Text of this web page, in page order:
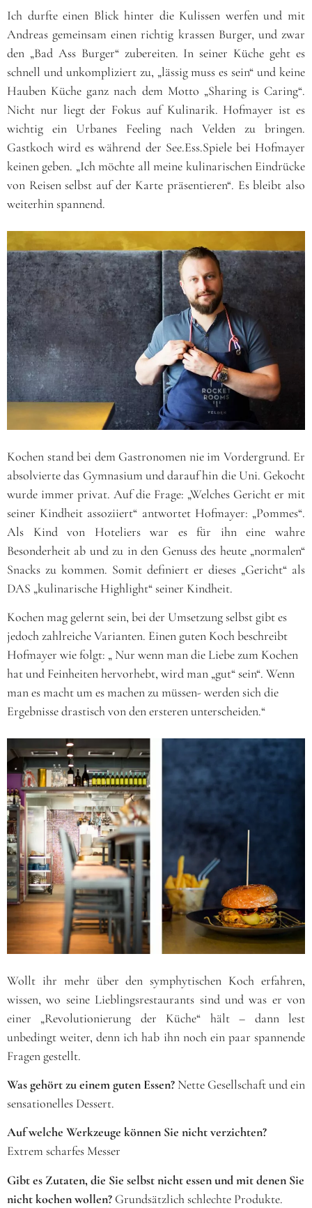
Ich durfte einen Blick hinter die Kulissen werfen und mit
Andreas gemeinsam einen richtig krassen Burger, und zwar
den „Bad Ass Burger“ zubereiten. In seiner Küche geht es
schnell und unkompliziert zu, „lässig muss es sein“ und keine
Hauben Küche ganz nach dem Motto „Sharing is Caring“.
Nicht nur liegt der Fokus auf Kulinarik. Hofmayer ist es
wichtig ein Urbanes Feeling nach Velden zu bringen.
Gastkoch wird es während der See.Ess.Spiele bei Hofmayer
keinen geben. „Ich möchte all meine kulinarischen Eindrücke
von Reisen selbst auf der Karte präsentieren“. Es bleibt also
weiterhin spannend.
Kochen stand bei dem Gastronomen nie im Vordergrund. Er
absolvierte das Gymnasium und darauf hin die Uni. Gekocht
wurde immer privat. Auf die Frage: „Welches Gericht er mit
seiner Kindheit assoziiert“ antwortet Hofmayer: „Pommes“.
Als Kind von Hoteliers war es für ihn eine wahre
Besonderheit ab und zu in den Genuss des heute „normalen“
Snacks zu kommen. Somit definiert er dieses „Gericht“ als
DAS „kulinarische Highlight“ seiner Kindheit.
Kochen mag gelernt sein, bei der Umsetzung selbst gibt es
jedoch zahlreiche Varianten. Einen guten Koch beschreibt
Hofmayer wie folgt: „ Nur wenn man die Liebe zum Kochen
hat und Feinheiten hervorhebt, wird man „gut“ sein“. Wenn
man es macht um es machen zu müssen- werden sich die
Ergebnisse drastisch von den ersteren unterscheiden.“
Wollt ihr mehr über den symphytischen Koch erfahren,
wissen, wo seine Lieblingsrestaurants sind und was er von
einer „Revolutionierung der Küche“ hält – dann lest
unbedingt weiter, denn ich hab ihn noch ein paar spannende
Fragen gestellt.
Was gehört zu einem guten Essen? Nette Gesellschaft und ein
sensationelles Dessert.
Auf welche Werkzeuge können Sie nicht verzichten?
Extrem scharfes Messer
Gibt es Zutaten, die Sie selbst nicht essen und mit denen Sie
nicht kochen wollen? Grundsätzlich schlechte Produkte.